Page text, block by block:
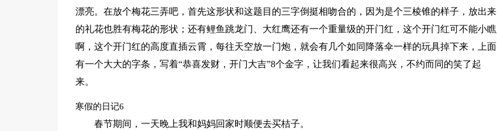
漂亮。在放个梅花三弄吧，首先这形状和这题目的三字倒挺相吻合的，因为是个三棱锥的样子，放出来
的礼花也胜有梅花的形状；还有鲤鱼跳龙门、大红鹰还有一个重量级的开门红，这个开门红可不能小瞧
啊，这个开门红的高度直插云霄，每往天空放一门炮，就会有几个如同降落伞一样的玩具掉下来，上面
有一个大大的字条，写着“恭喜发财，开门大吉”8个金字，让我们看起来很高兴，不约而同的笑了起
来。
寒假的日记6
春节期间，一天晚上我和妈妈回家时顺便去买桔子。